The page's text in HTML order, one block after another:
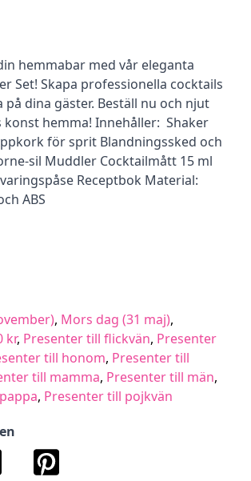
hemmabar med vår eleganta
Set! Skapa professionella cocktails
på dina gäster. Beställ nu och njut
konst hemma! Innehåller: Shaker
för sprit Blandningssked och
sil Muddler Cocktailmått 15 ml
Receptbok Material:
ABS
, Mors dag (31 maj),
kr, Presenter till flickvän, Presenter
till honom, Presenter till
till mamma, Presenter till män,
, Presenter till pojkvän